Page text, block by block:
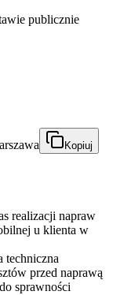
publicznie
Kopiuj
realizacji napraw
u klienta w
techniczna
przed naprawą
sprawności